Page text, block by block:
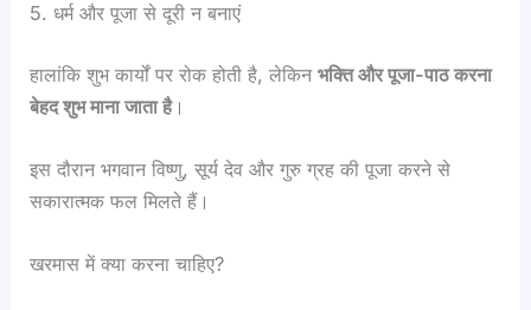
5. धर्म और पूजा से दूरी न बनाएं
हालांकि शुभ कार्यों पर रोक होती है, लेकिनभक्ति और पूजा-पाठ करना
बेहद शुभ माना जाता है।
इस दौरान भगवान विष्णु, सूर्य देव और गुरु ग्रह की पूजा करने से
सकारात्मक फल मिलते हैं।
खरमास में क्या करना चाहिए?